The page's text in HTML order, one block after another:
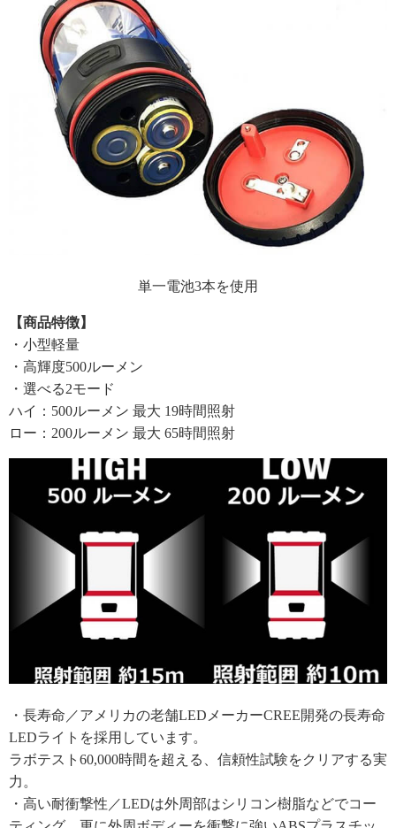
単一電池3本を使用
【商品特徴】
・小型軽量
・高輝度500ルーメン
・選べる2モード
ハイ：500ルーメン 最大 19時間照射
ロー：200ルーメン 最大 65時間照射
・長寿命／アメリカの老舗LEDメーカーCREE開発の長寿命
LEDライトを採用しています。
ラボテスト60,000時間を超える、信頼性試験をクリアする実
力。
・高い耐衝撃性／LEDは外周部はシリコン樹脂などでコー